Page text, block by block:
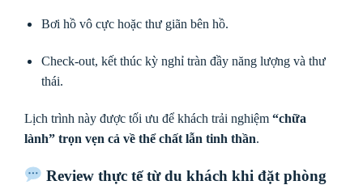
Bơi hồ vô cực hoặc thư giãn bên hồ.
Check-out, kết thúc kỳ nghỉ tràn đầy năng lượng và thư
thái.
Lịch trình này được tối ưu để khách trải nghiệm “chữa
lành” trọn vẹn cả về thể chất lẫn tinh thần.
Review thực tế từ du khách khi đặt phòng